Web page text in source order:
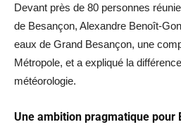
Devant près de 80 personnes
de Besançon, Alexandre Benoît-
eaux de Grand Besançon, une
Métropole, et a expliqué la
météorologie.
Une ambition pragmatique pour